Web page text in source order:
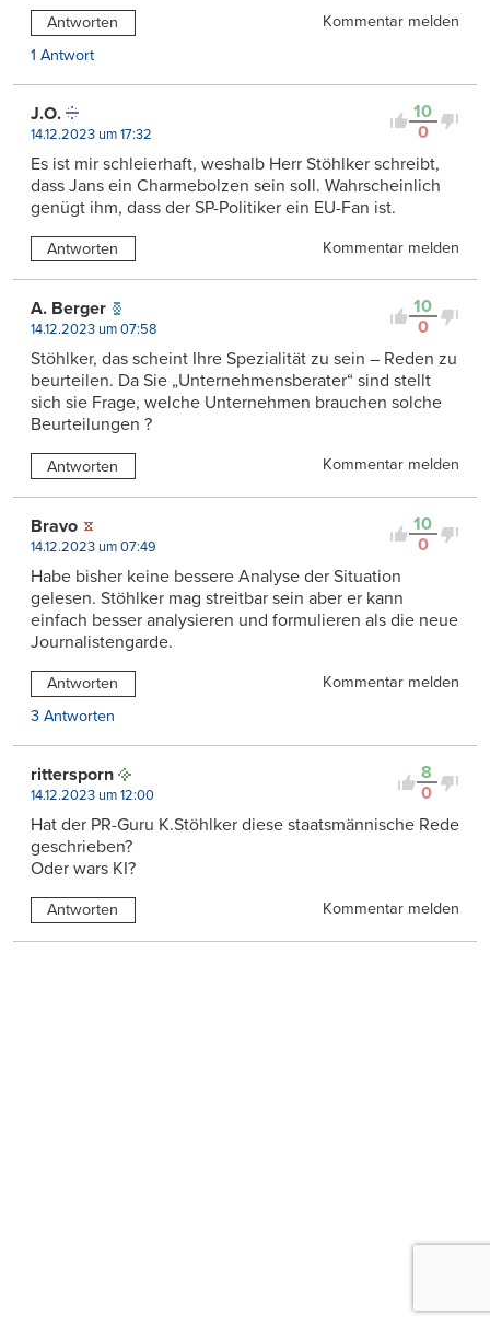
Antworten
Kommentar melden
1 Antwort
10
0
J.O.
14.12.2023 um 17:32
Es ist mir schleierhaft, weshalb Herr Stöhlker schreibt,
dass Jans ein Charmebolzen sein soll. Wahrscheinlich
genügt ihm, dass der SP-Politiker ein EU-Fan ist.
Antworten Kommentar melden
10
0
A. Berger
14.12.2023 um 07:58
Stöhlker, das scheint Ihre Spezialität zu sein – Reden zu
beurteilen. Da Sie „Unternehmensberater“ sind stellt
sich sie Frage, welche Unternehmen brauchen solche
Beurteilungen ?
Antworten Kommentar melden
10
0
Bravo
14.12.2023 um 07:49
Habe bisher keine bessere Analyse der Situation
gelesen. Stöhlker mag streitbar sein aber er kann
einfach besser analysieren und formulieren als die neue
Journalistengarde.
Antworten
Kommentar melden
3 Antworten
8
0
rittersporn
14.12.2023 um 12:00
Hat der PR-Guru K.Stöhlker diese staatsmännische Rede
geschrieben?
Oder wars KI?
Antworten Kommentar melden